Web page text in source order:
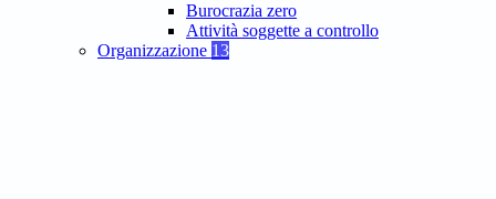
Burocrazia zero
Attività soggette a controllo
Organizzazione 13